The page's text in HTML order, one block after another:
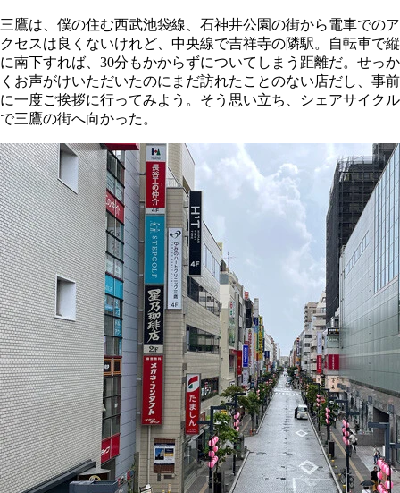
三鷹は、僕の住む西武池袋線、石神井公園の街から電車でのア
クセスは良くないけれど、中央線で吉祥寺の隣駅。自転車で縦
に南下すれば、30分もかからずについてしまう距離だ。せっか
くお声がけいただいたのにまだ訪れたことのない店だし、事前
に一度ご挨拶に行ってみよう。そう思い立ち、シェアサイクル
で三鷹の街へ向かった。